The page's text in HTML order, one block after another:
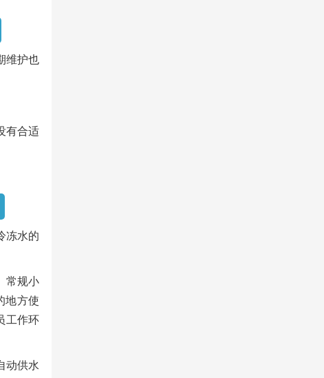
维护也
有合适
冻水的
常规小
地方使
工作环
动供水